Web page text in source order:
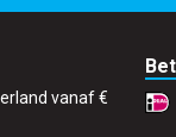
vanaf €